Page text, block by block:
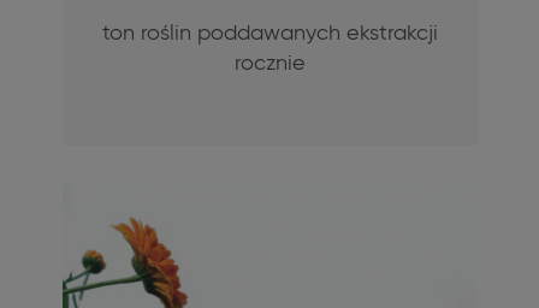
ton roślin poddawanych ekstrakcji
rocznie